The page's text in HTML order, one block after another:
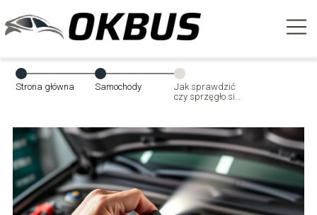
Strona główna Samochody
Jak sprawdzić
czy sprzęgło się
przewodnik